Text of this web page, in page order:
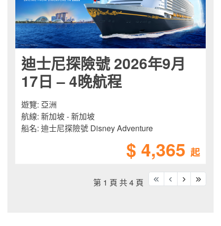
迪士尼探險號 2026年9月
17日 – 4晚航程
遊覽: 亞洲
航線: 新加坡 - 新加坡
船名: 迪士尼探險號 Disney Adventure
$ 4,365 起
第 1 頁 共 4 頁